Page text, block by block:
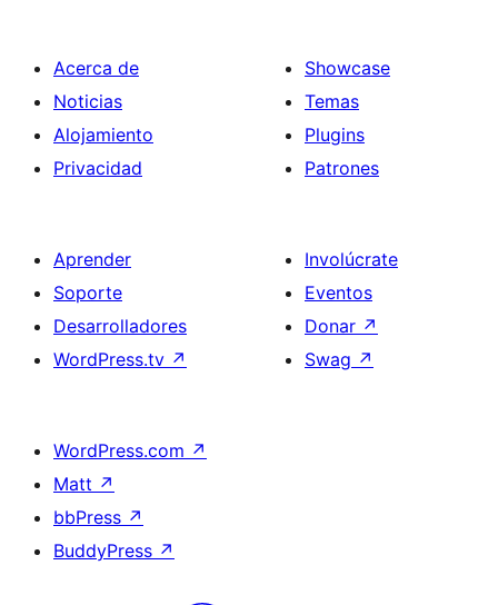
Acerca de
Noticias
Alojamiento
Privacidad
Showcase
Temas
Plugins
Patrones
Aprender
Soporte
Desarrolladores
WordPress.tv ↗
Involúcrate
Eventos
Donar ↗
Swag ↗
WordPress.com ↗
Matt ↗
bbPress ↗
BuddyPress ↗